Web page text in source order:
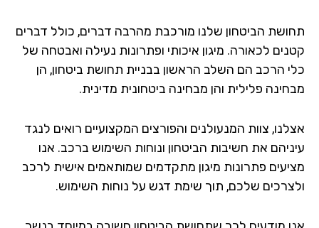
הביטחון שלנו מורכבת מהרבה דברים, כולל דברים
לכאורה. מיגון איכותי ופתרונות נעילה ואבטחה של
הרכב הם השלב הראשון בבניית תחושת ביטחון, הן
פלילית והן מבחינה ביטחונית מדינית.
צוות המנעולנים והפורצים המקצועיים רואים לנגד
את חשיבות הביטחון ונוחות השימוש ברכב. אנו
פתרונות מיגון מתקדמים שמותאמים אישית לרכב
שלכם, תוך שימת דגש על נוחות השימוש.